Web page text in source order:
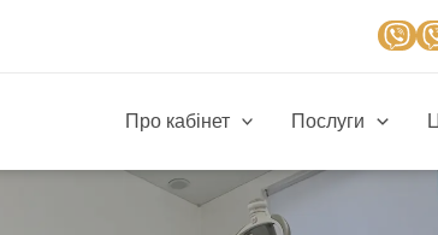
Про кабінет Послуги